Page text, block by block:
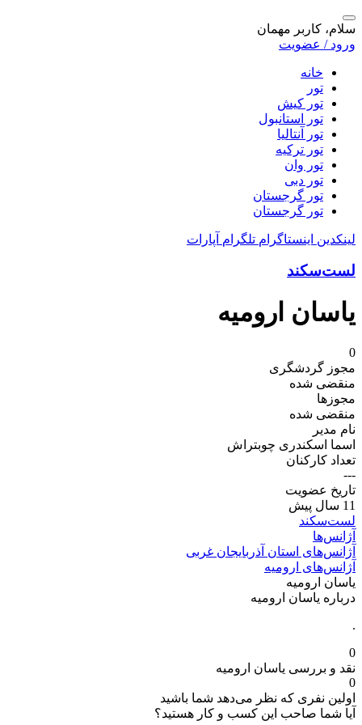
سلام، کاربر مهمان
ورود / عضویت
خانه
تور
تور کیش
تور استانبول
تور آنتالیا
تور ترکیه
تور وان
تور دبی
تور گرجستان
تور گرجستان
لینکدین اینستاگرام تلگرام آپارات
لست‌سکند
یاسان ارومیه
0
مجوز گردشگری
منقضی شده
مجوز‌ها
منقضی شده
نام مدیر
اسما اسکندری چوبتراش
تعداد کارکنان
---
تاریخ عضویت
11 سال پیش
لست‌سکند
آژانس‌ها
آژانس‌های استان آذربایجان غربی
آژانس‌های ارومیه
یاسان ارومیه
درباره یاسان ارومیه
.
0
نقد و بررسی یاسان ارومیه
0
اولین نفری که نظر می‌دهد شما باشید
آیا شما صاحب این کسب و کار هستید؟